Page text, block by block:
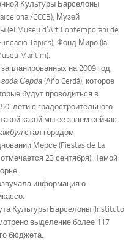
Культуры Барселоны
/CCCB), Музей
Museu d’Art Contemporani de
Tàpies), Фонд Миро (la
Marítim).
на 2009 год,
года Серда (Año Cerdà), которое
будут проводиться в
летию градостроительного
какой мы ее знаем сейчас.
стал городом,
Мерсе (Fiestas de La
23 сентября). Темой
информация о
Культуры Барселоны (Instituto
выделение более 117
бюджета.